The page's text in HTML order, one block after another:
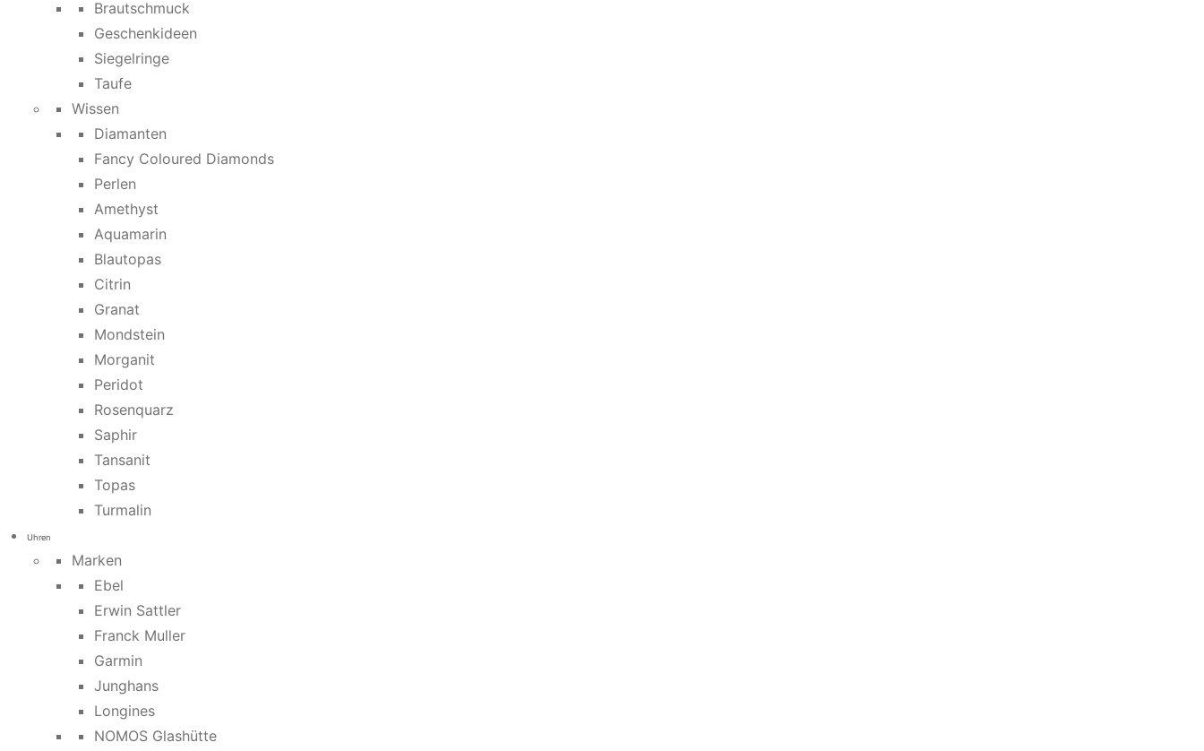
Brautschmuck
Geschenkideen
Siegelringe
Taufe
Wissen
Diamanten
Fancy Coloured Diamonds
Perlen
Amethyst
Aquamarin
Blautopas
Citrin
Granat
Mondstein
Morganit
Peridot
Rosenquarz
Saphir
Tansanit
Topas
Turmalin
Uhren
Marken
Ebel
Erwin Sattler
Franck Muller
Garmin
Junghans
Longines
NOMOS Glashütte